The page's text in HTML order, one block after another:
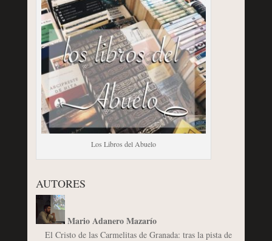
Los Libros del Abuelo
AUTORES
Mario Adanero Mazarío
El Cristo de las Carmelitas de Granada: tras la pista de